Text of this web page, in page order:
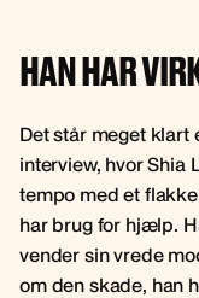
HAN HAR
Det står meget klart
interview, hvor Shia
tempo med et
har brug for hjælp.
vender sin vrede
om den skade, han